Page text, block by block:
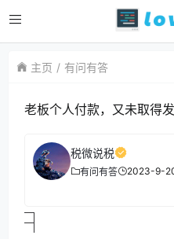
主页 有问有答
老板个人付款，又未取得
税微说税
有问有答 2023-9-